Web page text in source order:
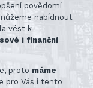
povědomí
nabídnout
vést k
i finanční
proto máme
pro Vás i tento